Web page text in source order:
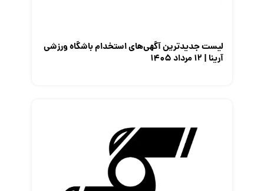
لیست جدیدترین آگهی‌های استخدام باشگاه ورزشی
آرینا | ۱۲ مرداد ۱۴۰۵